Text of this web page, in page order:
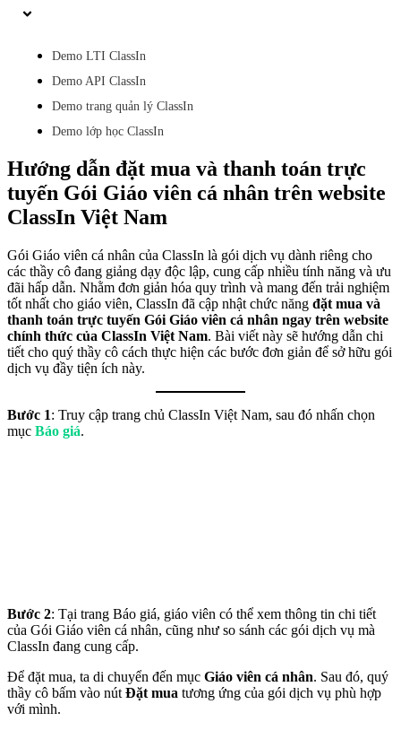
Demo LTI ClassIn
Demo API ClassIn
Demo trang quản lý ClassIn
Demo lớp học ClassIn
Hướng dẫn đặt mua và thanh toán trực
tuyến Gói Giáo viên cá nhân trên website
ClassIn Việt Nam
Gói Giáo viên cá nhân của ClassIn là gói dịch vụ dành riêng cho
các thầy cô đang giảng dạy độc lập, cung cấp nhiều tính năng và ưu
đãi hấp dẫn. Nhằm đơn giản hóa quy trình và mang đến trải nghiệm
tốt nhất cho giáo viên, ClassIn đã cập nhật chức năng đặt mua và
thanh toán trực tuyến Gói Giáo viên cá nhân ngay trên website
chính thức của ClassIn Việt Nam. Bài viết này sẽ hướng dẫn chi
tiết cho quý thầy cô cách thực hiện các bước đơn giản để sở hữu gói
dịch vụ đầy tiện ích này.
Bước 1: Truy cập trang chủ ClassIn Việt Nam, sau đó nhấn chọn
mục Báo giá.
Bước 2: Tại trang Báo giá, giáo viên có thể xem thông tin chi tiết
của Gói Giáo viên cá nhân, cũng như so sánh các gói dịch vụ mà
ClassIn đang cung cấp.
Để đặt mua, ta di chuyển đến mục Giáo viên cá nhân. Sau đó, quý
thầy cô bấm vào nút Đặt mua tương ứng của gói dịch vụ phù hợp
với mình.